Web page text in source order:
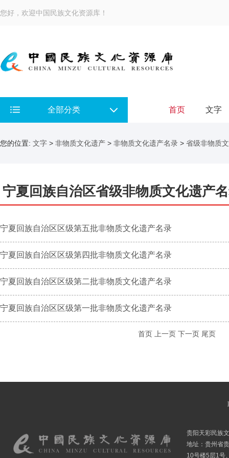
您好，欢迎中国民族文化资源库！
全部分类 首页 文字
您的位置: 文字 > 非物质文化遗产 > 非物质文化遗产名录 > 省级非物质
宁夏回族自治区省级非物质文化遗产
宁夏回族自治区区级第五批非物质文化遗产名录
宁夏回族自治区区级第四批非物质文化遗产名录
宁夏回族自治区区级第二批非物质文化遗产名录
宁夏回族自治区区级第一批非物质文化遗产名录
首页 上一页 下一页 尾页
贵阳天彩民族
地址：贵州省
10号楼5层1号